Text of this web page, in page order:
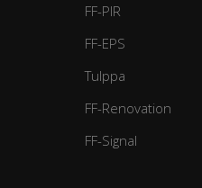
FF-PIR
FF-EPS
Tulppa
FF-Renovation
FF-Signal